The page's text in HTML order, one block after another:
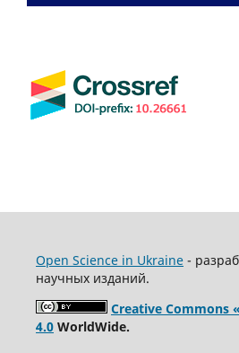
Open Science in Ukraine-
научных изданий.
Creative Commons
4.0WorldWide.